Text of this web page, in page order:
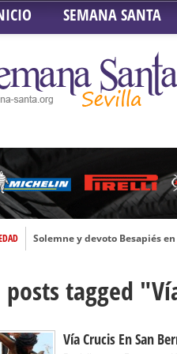
SEMANA SANTA
Solemne y devoto Besapiés
Misa Solemne en honor a
Función de la Anunciación del
Solemne y devoto Besamanos
tagged
Vía Crucis En San